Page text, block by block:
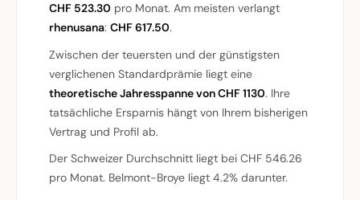
CHF 523.30 pro Monat. Am meisten verlangt
rhenusana: CHF 617.50.
Zwischen der teuersten und der günstigsten
verglichenen Standardprämie liegt eine
theoretische Jahresspanne von CHF 1130. Ihre
tatsächliche Ersparnis hängt von Ihrem bisherigen
Vertrag und Profil ab.
Der Schweizer Durchschnitt liegt bei CHF 546.26
pro Monat. Belmont-Broye liegt 4.2% darunter.